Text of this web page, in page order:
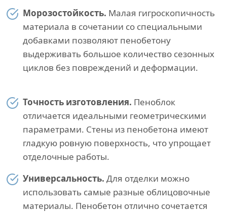
Морозостойкость. Малая гигроскопичность
материала в сочетании со специальными
добавками позволяют пенобетону
выдерживать большое количество сезонных
циклов без повреждений и деформации.
Точность изготовления. Пеноблок
отличается идеальными геометрическими
параметрами. Стены из пенобетона имеют
гладкую ровную поверхность, что упрощает
отделочные работы.
Универсальность. Для отделки можно
использовать самые разные облицовочные
материалы. Пенобетон отлично сочетается